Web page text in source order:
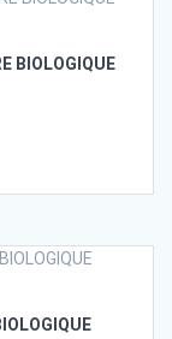
BIOLOGIQUE